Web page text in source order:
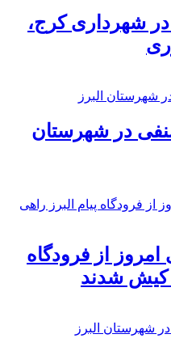
در شهرداری کرج،
صنفی در شهرستان
از فرودگاه
کیش شدند